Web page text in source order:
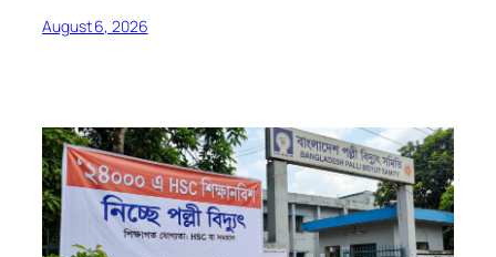
August 6, 2026